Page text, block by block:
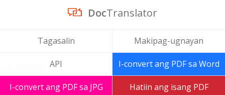
DocTranslator
Tagasalin Makipag-ugnayan
API I-convert ang PDF sa Word
I-convert ang PDF sa JPG Hatiin ang isang PDF